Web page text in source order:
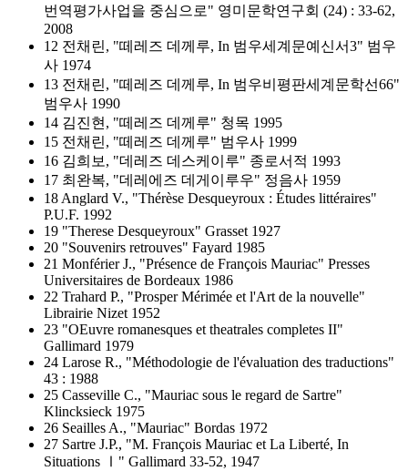
번역평가사업을 중심으로" 영미문학연구회 (24) : 33-62,
2008
12 전채린, "떼레즈 데께루, In 범우세계문예신서3" 범우
사 1974
13 전채린, "떼레즈 데께루, In 범우비평판세계문학선66"
범우사 1990
14 김진현, "떼레즈 데께루" 청목 1995
15 전채린, "떼레즈 데께루" 범우사 1999
16 김희보, "데레즈 데스케이루" 종로서적 1993
17 최완복, "데레에즈 데게이루우" 정음사 1959
18 Anglard V., "Thérèse Desqueyroux : Études littéraires"
P.U.F. 1992
19 "Therese Desqueyroux" Grasset 1927
20 "Souvenirs retrouves" Fayard 1985
21 Monférier J., "Présence de François Mauriac" Presses
Universitaires de Bordeaux 1986
22 Trahard P., "Prosper Mérimée et l'Art de la nouvelle"
Librairie Nizet 1952
23 "OEuvre romanesques et theatrales completes II"
Gallimard 1979
24 Larose R., "Méthodologie de l'évaluation des traductions"
43 : 1988
25 Casseville C., "Mauriac sous le regard de Sartre"
Klincksieck 1975
26 Seailles A., "Mauriac" Bordas 1972
27 Sartre J.P., "M. François Mauriac et La Liberté, In
Situations Ⅰ" Gallimard 33-52, 1947